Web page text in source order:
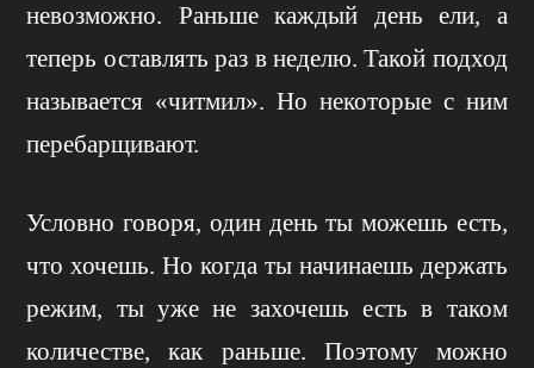
невозможно. Раньше каждый день ели, а
теперь оставлять раз в неделю. Такой подход
называется «читмил». Но некоторые с ним
перебарщивают.
Условно говоря, один день ты можешь есть,
что хочешь. Но когда ты начинаешь держать
режим, ты уже не захочешь есть в таком
количестве, как раньше. Поэтому можно